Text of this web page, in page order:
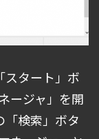
スタート」ボ
ージャ」を開
「検索」ボタ